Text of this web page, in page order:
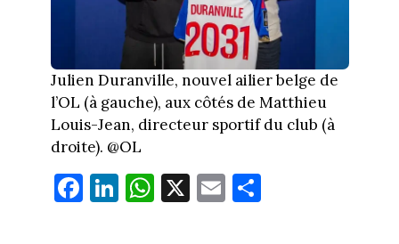
Julien Duranville, nouvel ailier belge de
l’OL (à gauche), aux côtés de Matthieu
Louis-Jean, directeur sportif du club (à
droite). @OL
Fa
ce
Li
nk
W
ha
X E
m
Pa